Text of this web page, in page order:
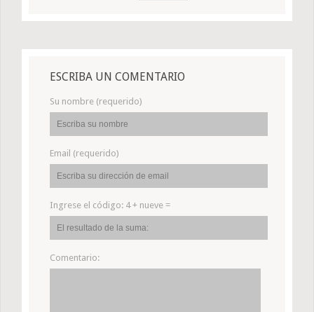
ESCRIBA UN COMENTARIO
Su nombre (requerido)
Email (requerido)
Ingrese el código: 4 + nueve =
Comentario: